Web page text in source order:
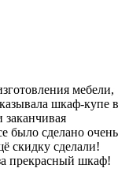
мебели,
шкаф-купе в
заканчивая
было сделано очень
скидку сделали!
прекрасный шкаф!